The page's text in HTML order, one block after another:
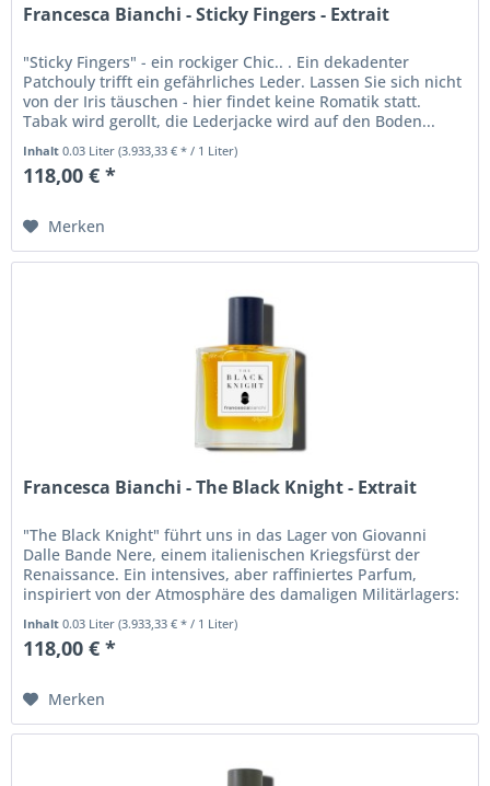
Francesca Bianchi - Sticky Fingers - Extrait
"Sticky Fingers" - ein rockiger Chic.. . Ein dekadenter
Patchouly trifft ein gefährliches Leder. Lassen Sie sich nicht
von der Iris täuschen - hier findet keine Romatik statt.
Tabak wird gerollt, die Lederjacke wird auf den Boden...
Inhalt0.03 Liter(3.933,33 € * / 1 Liter)
118,00 € *
Merken
Francesca Bianchi - The Black Knight - Extrait
"The Black Knight" führt uns in das Lager von Giovanni
Dalle Bande Nere, einem italienischen Kriegsfürst der
Renaissance. Ein intensives, aber raffiniertes Parfum,
inspiriert von der Atmosphäre des damaligen Militärlagers:
Inhalt0.03 Liter(3.933,33 € * / 1 Liter)
118,00 € *
Merken